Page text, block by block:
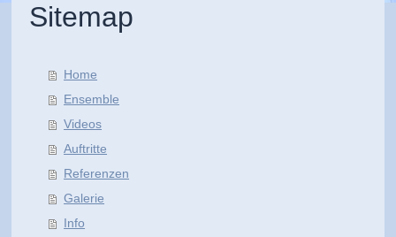
Sitemap
Home
Ensemble
Videos
Auftritte
Referenzen
Galerie
Info